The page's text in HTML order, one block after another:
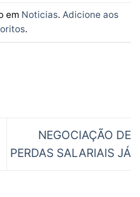
em Noticias. Adicione aos
.
NEGOCIAÇÃO DE
PERDAS SALARIAIS JÁ